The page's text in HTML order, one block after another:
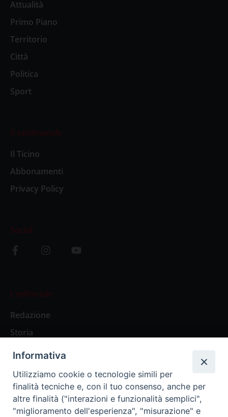
Attualità
Primo Piano
Territorio
Città
Politica
Sport
Il settimanale
Il Ticino
Abbonamenti
Privacy Policy
Social
L’editoriale
Redazione
Storia
Abbonamenti
Abbonamento Annuale Digitale
Abbonamento Annuale Cartaceo
Informativa
Utilizziamo cookie o tecnologie simili per
finalità tecniche e, con il tuo consenso, anche per
altre finalità ("interazioni e funzionalità semplici",
"miglioramento dell'esperienza", "misurazione" e